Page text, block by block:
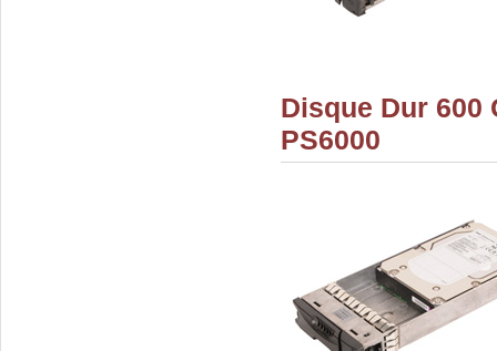
Disque Dur 600
PS6000